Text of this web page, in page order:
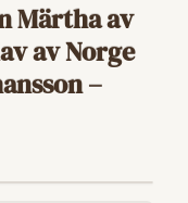
Märtha av
av Norge
–